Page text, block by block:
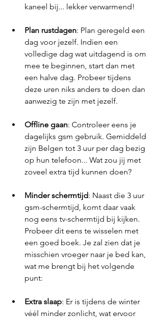
kaneel bij... lekker verwarmend!
Plan rustdagen: Plan geregeld een
dag voor jezelf. Indien een
volledige dag wat uitdagend is om
mee te beginnen, start dan met
een halve dag. Probeer tijdens
deze uren niks anders te doen dan
aanwezig te zijn met jezelf.
Offline gaan: Controleer eens je
dagelijks gsm gebruik. Gemiddeld
zijn Belgen tot 3 uur per dag bezig
op hun telefoon... Wat zou jij met
zoveel extra tijd kunnen doen?
Minder schermtijd: Naast die 3 uur
gsm-schermtijd, komt daar vaak
nog eens tv-schermtijd bij kijken.
Probeer dit eens te wisselen met
een goed boek. Je zal zien dat je
misschien vroeger naar je bed kan,
wat me brengt bij het volgende
punt:
Extra slaap: Er is tijdens de winter
véél minder zonlicht, wat ervoor